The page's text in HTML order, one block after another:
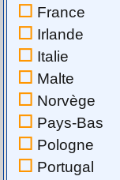
France
Irlande
Italie
Malte
Norvège
Pays-Bas
Pologne
Portugal